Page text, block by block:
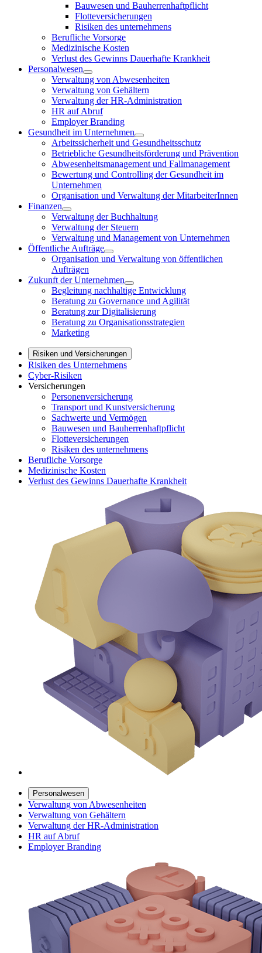
Bauwesen und Bauherrenhaftpflicht
Flotteversicherungen
Risiken des unternehmens
Berufliche Vorsorge
Medizinische Kosten
Verlust des Gewinns Dauerhafte Krankheit
Personalwesen
Verwaltung von Abwesenheiten
Verwaltung von Gehältern
Verwaltung der HR-Administration
HR auf Abruf
Employer Branding
Gesundheit im Unternehmen
Arbeitssicherheit und Gesundheitsschutz
Betriebliche Gesundheitsförderung und Prävention
Abwesenheitsmanagement und Fallmanagement
Bewertung und Controlling der Gesundheit im
Unternehmen
Organisation und Verwaltung der MitarbeiterInnen
Finanzen
Verwaltung der Buchhaltung
Verwaltung der Steuern
Verwaltung und Management von Unternehmen
Öffentliche Aufträge
Organisation und Verwaltung von öffentlichen
Aufträgen
Zukunft der Unternehmen
Begleitung nachhaltige Entwicklung
Beratung zu Governance und Agilität
Beratung zur Digitalisierung
Beratung zu Organisationsstrategien
Marketing
Risiken und Versicherungen
Risiken des Unternehmens
Cyber-Risiken
Versicherungen
Personenversicherung
Transport und Kunstversicherung
Sachwerte und Vermögen
Bauwesen und Bauherrenhaftpflicht
Flotteversicherungen
Risiken des unternehmens
Berufliche Vorsorge
Medizinische Kosten
Verlust des Gewinns Dauerhafte Krankheit
Personalwesen
Verwaltung von Abwesenheiten
Verwaltung von Gehältern
Verwaltung der HR-Administration
HR auf Abruf
Employer Branding